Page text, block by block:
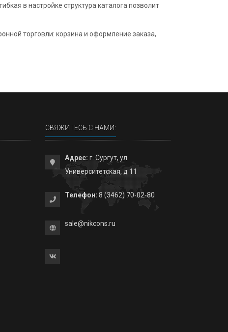
в настройке структура каталога позволит
торговли: корзина и оформление заказа,
СВЯЖИТЕСЬ С НАМИ:
Адрес: г. Сургут, ул.
Университетская, д 11
Телефон: 8 (3462) 70-02-80
sale@nikcons.ru